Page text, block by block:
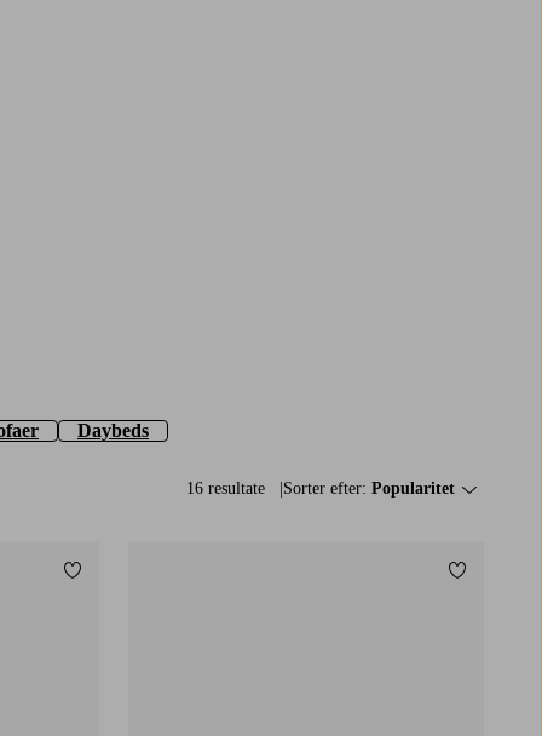
Daybeds
16 resultate Sorter efter: Popularitet
Tilføj til favoritter Tilføj til